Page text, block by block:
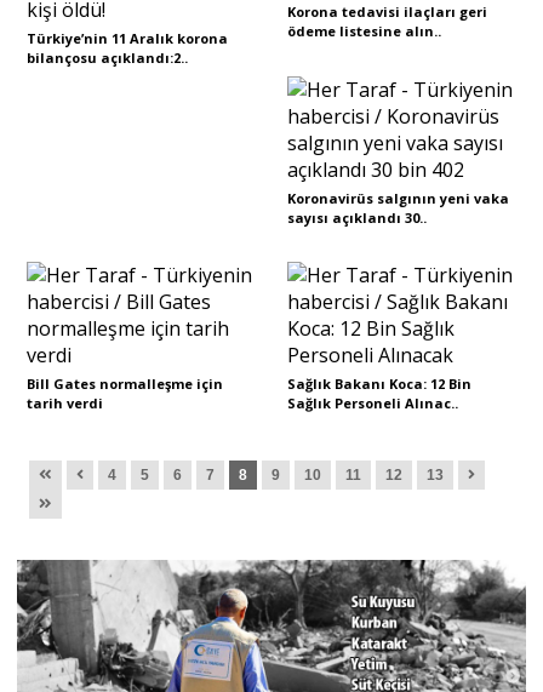
Türkiye’nin 11 Aralık korona
bilançosu açıklandı:2..
Korona tedavisi ilaçları geri
ödeme listesine alın..
Koronavirüs salgının yeni vaka
sayısı açıklandı 30..
Bill Gates normalleşme için
tarih verdi
Sağlık Bakanı Koca: 12 Bin
Sağlık Personeli Alınac..
4 5 6 7 8 9 10 11 12 13